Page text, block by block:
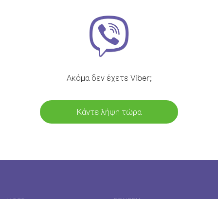
Ακόμα δεν έχετε Viber;
Κάντε λήψη τώρα